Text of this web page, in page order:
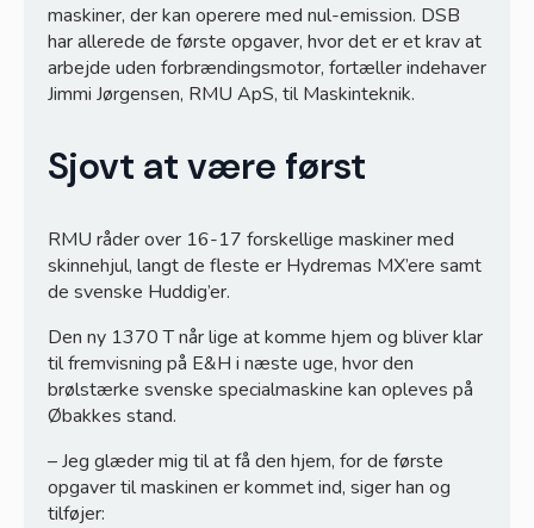
Granit Parts
maskiner, der kan operere med nul-emission. DSB
har allerede de første opgaver, hvor det er et krav at
arbejde uden forbrændingsmotor, fortæller indehaver
Jimmi Jørgensen, RMU ApS, til Maskinteknik.
Sjovt at være først
RMU råder over 16-17 forskellige maskiner med
skinnehjul, langt de fleste er Hydremas MX’ere samt
de svenske Huddig’er.
Den ny 1370 T når lige at komme hjem og bliver klar
til fremvisning på E&H i næste uge, hvor den
brølstærke svenske specialmaskine kan opleves på
Øbakkes stand.
– Jeg glæder mig til at få den hjem, for de første
opgaver til maskinen er kommet ind, siger han og
tilføjer: